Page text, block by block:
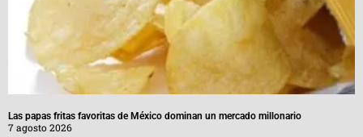
Las papas fritas favoritas de México dominan un mercado millonario
7 agosto 2026